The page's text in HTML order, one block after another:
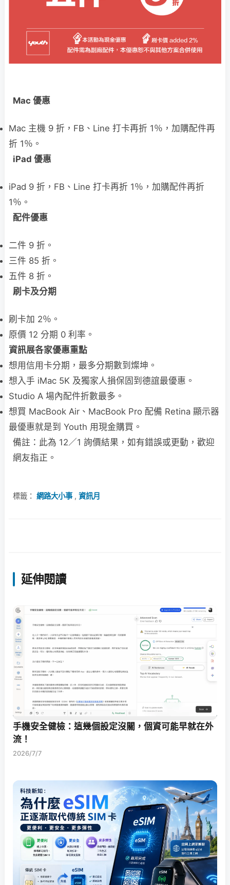
Mac 優惠
Mac 主機 9 折，FB、Line 打卡再折 1％，加購配件再
折 1％。
iPad 優惠
iPad 9 折，FB、Line 打卡再折 1％，加購配件再折
1％。
配件優惠
二件 9 折。
三件 85 折。
五件 8 折。
刷卡及分期
刷卡加 2％。
原價 12 分期 0 利率。
資訊展各家優惠重點
想用信用卡分期，最多分期數到燦坤。
想入手 iMac 5K 及獨家人損保固到德誼最優惠。
Studio A 場內配件折數最多。
想買 MacBook Air、MacBook Pro 配備 Retina 顯示器
最優惠就是到 Youth 用現金購買。
備註：此為 12／1 詢價結果，如有錯誤或更動，歡迎
網友指正。
標籤： 網路大小事, 資訊月
延伸閱讀
手機安全健檢：這幾個設定沒關，個資可能早就在外
流！
2026/7/7